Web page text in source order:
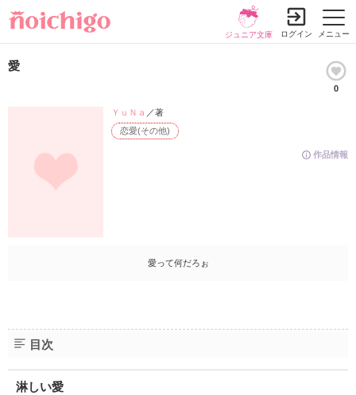
メニュー
ジュニア文庫 ログイン
愛
0
作品情報
恋愛(その他)
ＹｕＮａ ／著
愛って何だろぉ
目次
淋しい愛